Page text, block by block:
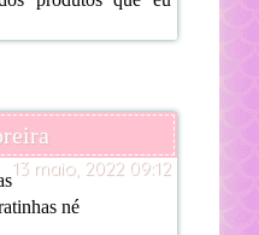
13 maio, 2022 09:12
né